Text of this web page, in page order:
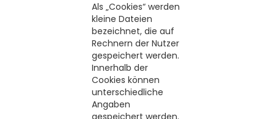
Als „Cookies“ werden
kleine Dateien
bezeichnet, die auf
Rechnern der Nutzer
gespeichert werden.
Innerhalb der
Cookies können
unterschiedliche
Angaben
gespeichert werden.